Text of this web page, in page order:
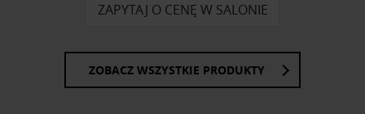
ZAPYTAJ O CENĘ W SALONIE
ZOBACZ WSZYSTKIE PRODUKTY